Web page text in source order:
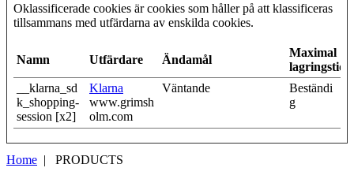
Oklassificerade cookies är cookies som håller på att klassificeras
tillsammans med utfärdarna av enskilda cookies.
Namn Utfärdare Ändamål
Maximal
lagringstid
__klarna_sd
k_shopping-
session [x2]
Klarna
www.grimsh
olm.com
Väntande
Beständi
g
Home | PRODUCTS